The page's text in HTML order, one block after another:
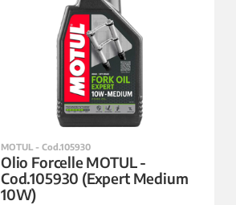
MOTUL - Cod.105930
Olio Forcelle MOTUL -
Cod.105930 (Expert Medium
10W)